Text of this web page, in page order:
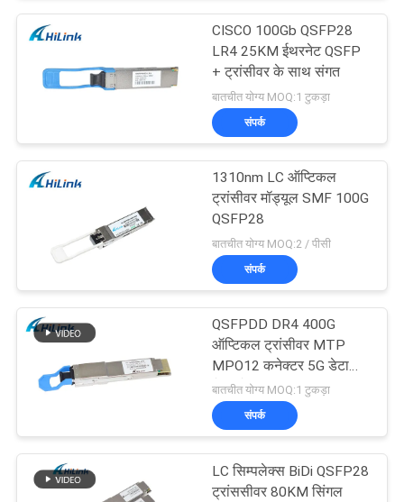
CISCO 100Gb QSFP28
LR4 25KM ईथरनेट QSFP
+ ट्रांसीवर के साथ संगत
बातचीत योग्य MOQ:1 टुकड़ा
संपर्क
1310nm LC ऑप्टिकल
ट्रांसीवर मॉड्यूल SMF 100G
QSFP28
बातचीत योग्य MOQ:2 / पीसी
संपर्क
QSFPDD DR4 400G
ऑप्टिकल ट्रांसीवर MTP
MPO12 कनेक्टर 5G डेटा
सेंटर के लिए
बातचीत योग्य MOQ:1 टुकड़ा
संपर्क
LC सिम्पलेक्स BiDi QSFP28
ट्रांससीवर 80KM सिंगल